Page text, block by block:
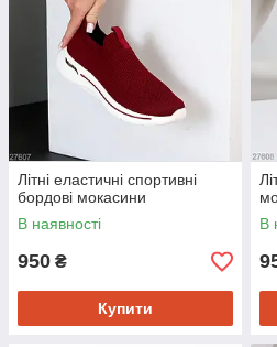
Літні еластичні спортивні
бордові мокасини
В наявності
950 ₴
Купити
В